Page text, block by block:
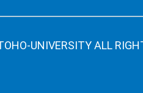
UNIVERSITY ALL